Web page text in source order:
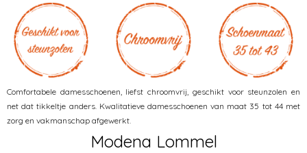
Comfortabele damesschoenen, liefst chroomvrij, geschikt voor steunzolen en
net dat tikkeltje anders. Kwalitatieve damesschoenen van maat 35 tot 44 met
zorg en vakmanschap afgewerkt.
Modena Lommel